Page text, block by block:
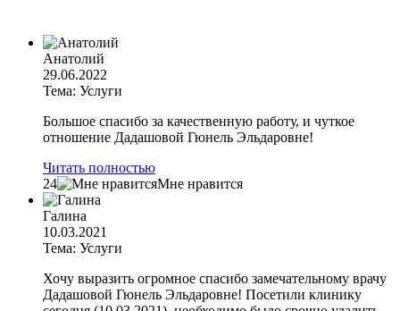
клиники
Анатолий
29.06.2022
Тема: Услуги
Большое спасибо за качественную работу, и чуткое
отношение Дадашовой Гюнель Эльдаровне!
Читать полностью
24
Мне нравится
Галина
10.03.2021
Тема: Услуги
Хочу выразить огромное спасибо замечательному врачу
Дадашовой Гюнель Эльдаровне! Посетили клинику